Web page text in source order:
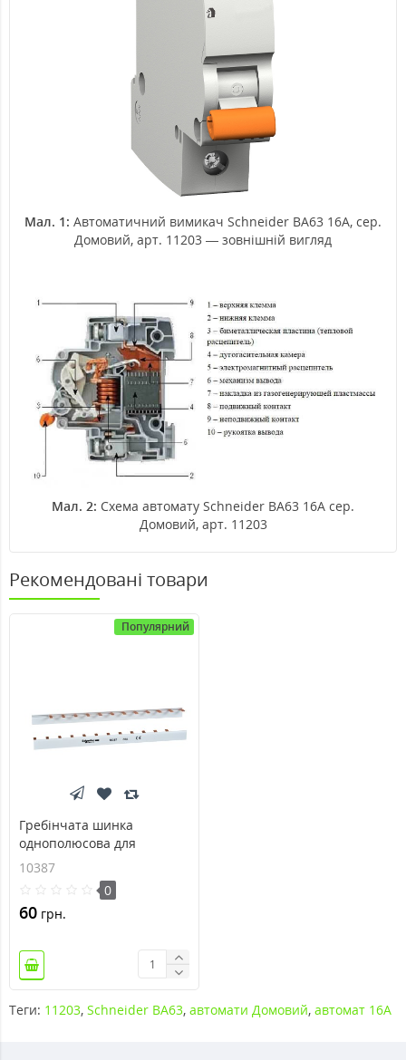
Мал. 1: Автоматичний вимикач Schneider ВА63 16А, сер.
Домовий, арт. 11203 — зовнішній вигляд
Мал. 2: Схема автомату Schneider ВА63 16А сер.
Домовий, арт. 11203
Рекомендовані товари
Популярний
Гребінчата шинка
однополюсова для
Schneider ВА63 1П, 12
модулів (Німеччина) 10387
10387
0
60 грн.
Теги: 11203, Schneider ВА63, автомати Домовий, автомат 16А